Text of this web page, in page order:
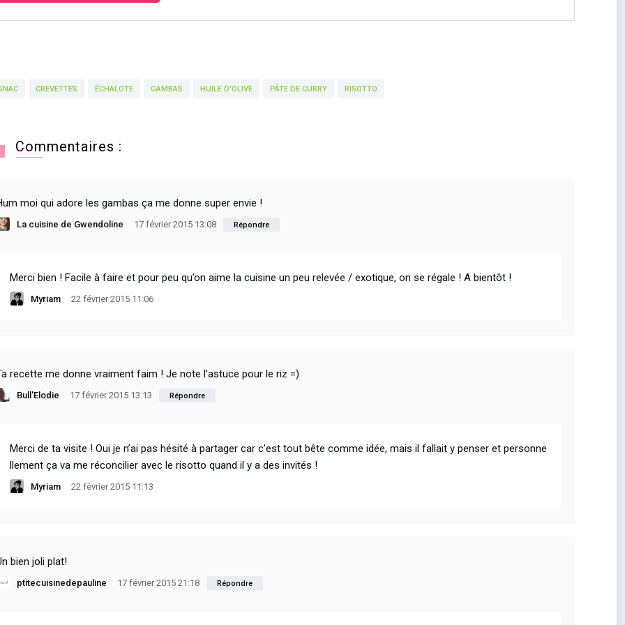
CREVETTES ÉCHALOTE GAMBAS HUILE D'OLIVE PÂTE DE CURRY RISOTTO
Commentaires :
moi qui adore les gambas ça me donne super envie !
La cuisine de Gwendoline 17 février 2015 13:08 Répondre
Merci bien ! Facile à faire et pour peu qu’on aime la cuisine un peu relevée / exotique, on se régale ! A bientôt !
Myriam 22 février 2015 11:06
recette me donne vraiment faim ! Je note l’astuce pour le riz =)
Bull'Elodie 17 février 2015 13:13 Répondre
Merci de ta visite ! Oui je n’ai pas hésité à partager car c’est tout bête comme idée, mais il fallait y penser et personne
llement ça va me réconcilier avec le risotto quand il y a des invités !
Myriam 22 février 2015 11:13
bien joli plat!
ptitecuisinedepauline 17 février 2015 21:18 Répondre